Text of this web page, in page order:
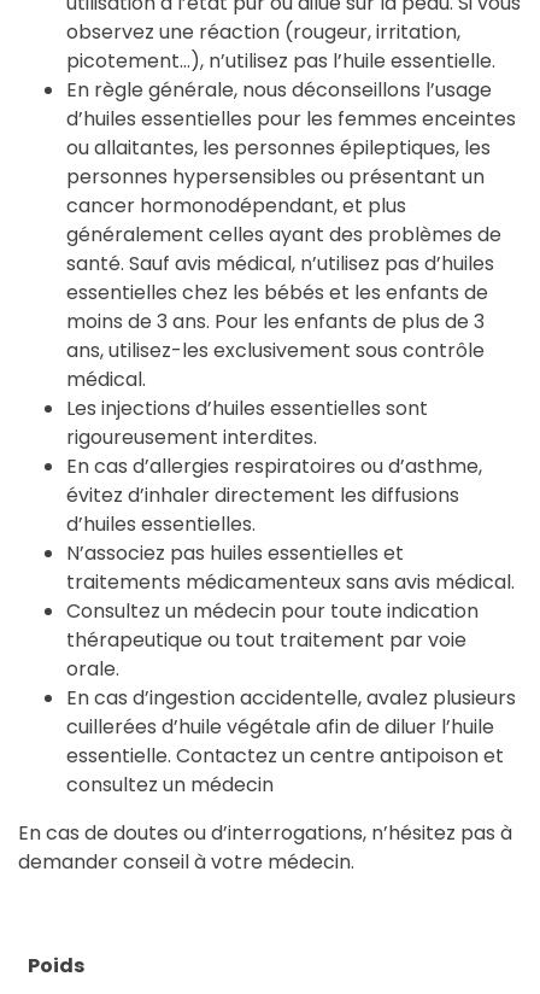
observez une réaction (rougeur, irritation,
picotement…), n’utilisez pas l’huile essentielle.
En règle générale, nous déconseillons l’usage
d’huiles essentielles pour les femmes enceintes
ou allaitantes, les personnes épileptiques, les
personnes hypersensibles ou présentant un
cancer hormonodépendant, et plus
généralement celles ayant des problèmes de
santé. Sauf avis médical, n’utilisez pas d’huiles
essentielles chez les bébés et les enfants de
moins de 3 ans. Pour les enfants de plus de 3
ans, utilisez-les exclusivement sous contrôle
médical.
Les injections d’huiles essentielles sont
rigoureusement interdites.
En cas d’allergies respiratoires ou d’asthme,
évitez d’inhaler directement les diffusions
d’huiles essentielles.
N’associez pas huiles essentielles et
traitements médicamenteux sans avis médical.
Consultez un médecin pour toute indication
thérapeutique ou tout traitement par voie
orale.
En cas d’ingestion accidentelle, avalez plusieurs
cuillerées d’huile végétale afin de diluer l’huile
essentielle. Contactez un centre antipoison et
consultez un médecin
En cas de doutes ou d’interrogations, n’hésitez pas à
demander conseil à votre médecin.
Poids